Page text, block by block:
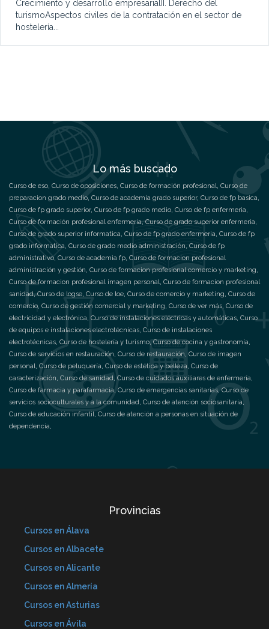
Crecimiento y desarrollo empresarialII. Derecho del
turismoAspectos civiles de la contratación en el sector de
hostelería...
Lo más buscado
Curso de eso, Curso de oposiciones, Curso de formación profesional, Curso de
preparacion grado medio, Curso de academia grado superior, Curso de fp basica,
Curso de fp grado superior, Curso de fp grado medio, Curso de fp enfermeria,
Curso de formación profesional enfermeria,Curso de grado superior enfermeria,
Curso de grado superior informatica, Curso de fp grado enfermeria, Curso de fp
grado informatica, Curso de grado medio administración, Curso de fp
administrativo, Curso de academia fp, Curso de formacion profesional
administración y gestión, Curso de formacion profesional comercio y marketing,
Curso de formacion profesional imagen personal, Curso de formacion profesional
sanidad,Curso de logse, Curso de loe, Curso de comercio y marketing, Curso de
comercio, Curso de gestión comercial y marketing, Curso de ver más, Curso de
electricidad y electrónica, Curso de instalaciones eléctricas y automáticas, Curso
de equipos e instalaciones electrotécnicas, Curso de instalaciones
electrotécnicas, Curso de hostelería y turismo,Curso de cocina y gastronomía,
Curso de servicios en restauración, Curso de restauración, Curso de imagen
personal, Curso de peluquería, Curso de estética y belleza, Curso de
caracterización, Curso de sanidad, Curso de cuidados auxiliares de enfermería,
Curso de farmacia y parafarmacia,Curso de emergencias sanitarias,Curso de
servicios socioculturales y a la comunidad, Curso de atención sociosanitaria,
Curso de educación infantil, Curso de atención a personas en situación de
dependencia,
Provincias
Cursos en Álava
Cursos en Albacete
Cursos en Alicante
Cursos en Almería
Cursos en Asturias
Cursos en Ávila